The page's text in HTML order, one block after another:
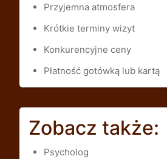
Przyjemna atmosfera
Krótkie terminy wizyt
Konkurencyjne ceny
Płatność gotówką lub kartą
Zobacz także:
Psycholog